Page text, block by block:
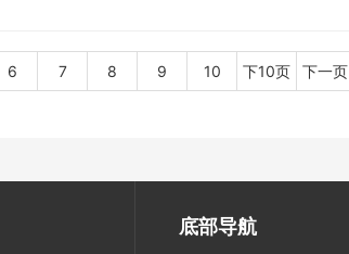
6 7 8 9 10 下10页 下一页
底部导航